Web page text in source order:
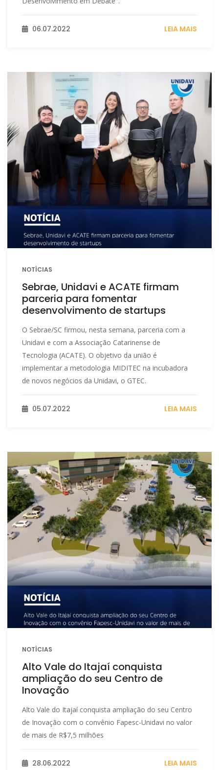
06.07.2022 LEIA MAIS
NOTÍCIAS
Sebrae, Unidavi e ACATE firmam
parceria para fomentar
desenvolvimento de startups
O Sebrae/SC firmou, nesta semana, parceria com a
Unidavi e com a Associação Catarinense de
Tecnologia (ACATE). O objetivo da união é
implementar a metodologia MIDITEC na incubadora
de novos negócios da Unidavi, o GTEC.
05.07.2022 LEIA MAIS
NOTÍCIAS
Alto Vale do Itajaí conquista
ampliação do seu Centro de
Inovação
Alto Vale do Itajaí conquista ampliação do seu Centro
de Inovação com o convênio Fapesc-Unidavi no valor
de mais de R$7,5 milhões
28.06.2022 LEIA MAIS